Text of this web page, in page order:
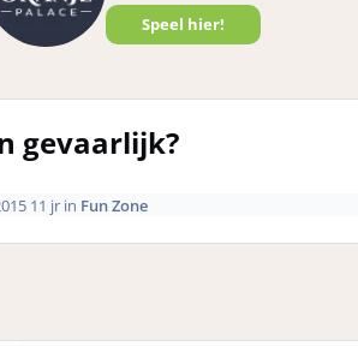
Speel hier!
gevaarlijk?
11 jrin Fun Zone